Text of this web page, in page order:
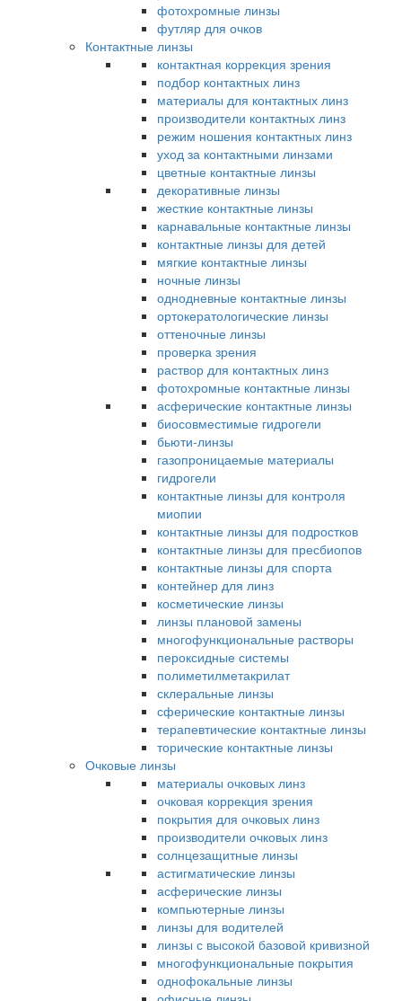
фотохромные линзы
футляр для очков
Контактные линзы
контактная коррекция зрения
подбор контактных линз
материалы для контактных линз
производители контактных линз
режим ношения контактных линз
уход за контактными линзами
цветные контактные линзы
декоративные линзы
жесткие контактные линзы
карнавальные контактные линзы
контактные линзы для детей
мягкие контактные линзы
ночные линзы
однодневные контактные линзы
ортокератологические линзы
оттеночные линзы
проверка зрения
раствор для контактных линз
фотохромные контактные линзы
асферические контактные линзы
биосовместимые гидрогели
бьюти-линзы
газопроницаемые материалы
гидрогели
контактные линзы для контроля
миопии
контактные линзы для подростков
контактные линзы для пресбиопов
контактные линзы для спорта
контейнер для линз
косметические линзы
линзы плановой замены
многофункциональные растворы
пероксидные системы
полиметилметакрилат
склеральные линзы
сферические контактные линзы
терапевтические контактные линзы
торические контактные линзы
Очковые линзы
материалы очковых линз
очковая коррекция зрения
покрытия для очковых линз
производители очковых линз
солнцезащитные линзы
астигматические линзы
асферические линзы
компьютерные линзы
линзы для водителей
линзы с высокой базовой кривизной
многофункциональные покрытия
однофокальные линзы